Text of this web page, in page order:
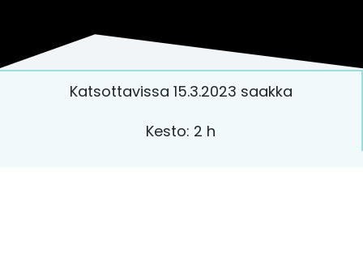
Katsottavissa 15.3.2023 saakka
Kesto: 2 h